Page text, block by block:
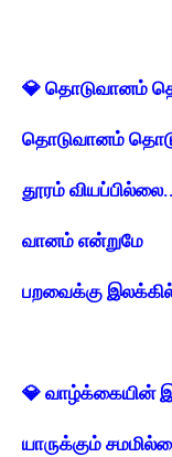
💎 தொடுவானம்
தொடுவானம்
தூரம் வியப்பில்லை..
வானம் என்றுமே
பறவைக்கு
💎 வாழ்க்கையின்
யாருக்கும்